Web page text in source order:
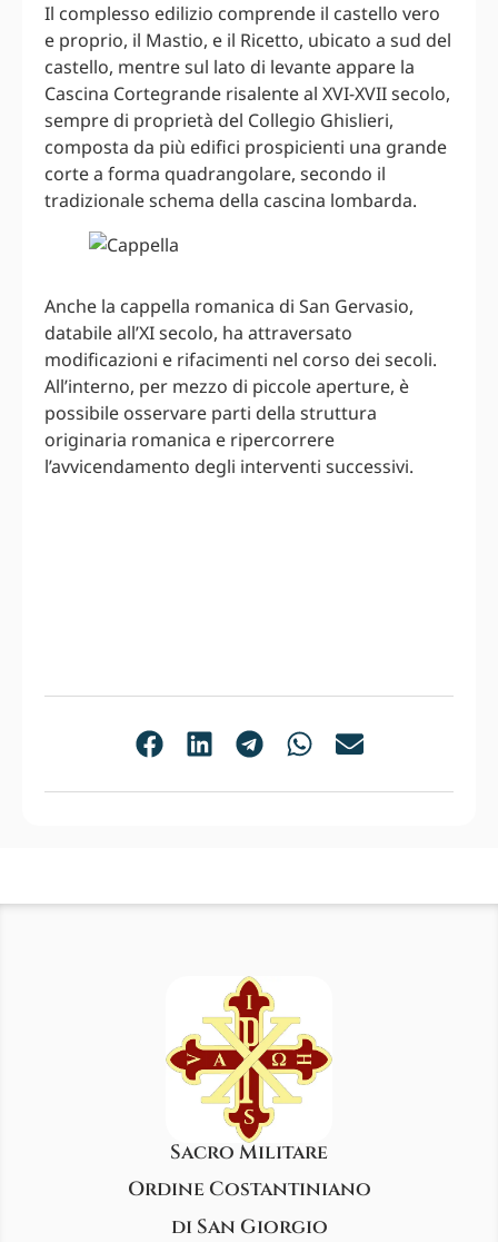
Il complesso edilizio comprende il castello vero
e proprio, il Mastio, e il Ricetto, ubicato a sud del
castello, mentre sul lato di levante appare la
Cascina Cortegrande risalente al XVI-XVII secolo,
sempre di proprietà del Collegio Ghislieri,
composta da più edifici prospicienti una grande
corte a forma quadrangolare, secondo il
tradizionale schema della cascina lombarda.
Anche la cappella romanica di San Gervasio,
databile all’XI secolo, ha attraversato
modificazioni e rifacimenti nel corso dei secoli.
All’interno, per mezzo di piccole aperture, è
possibile osservare parti della struttura
originaria romanica e ripercorrere
l’avvicendamento degli interventi successivi.
Sacro Militare
Ordine Costantiniano
di San Giorgio